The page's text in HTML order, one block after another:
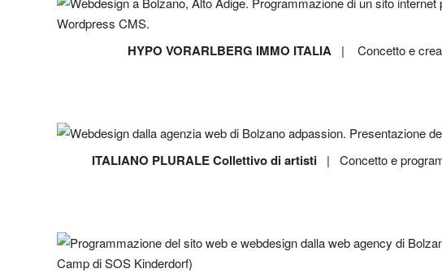
HYPO VORARLBERG IMMO ITALIA | Concetto e
ITALIANO PLURALE Collettivo di artisti | Concetto e